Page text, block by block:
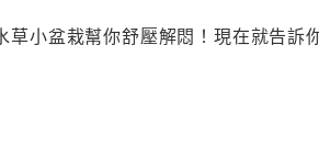
小盆栽幫你舒壓解悶！現在就告訴